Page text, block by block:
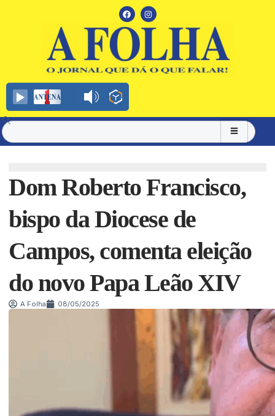
Dom Roberto Francisco,
bispo da Diocese de
Campos, comenta eleição
do novo Papa Leão XIV
A Folha 08/05/2025